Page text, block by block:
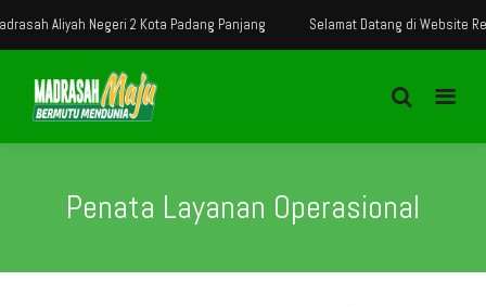
Aliyah Negeri 2 Kota Padang Panjang Selamat Datang di Website
Penata Layanan Operasional